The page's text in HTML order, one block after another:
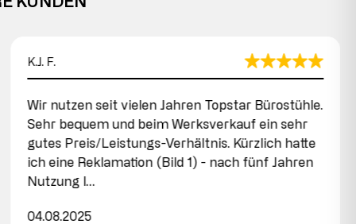
K.J. F.
Wir nutzen seit vielen Jahren Topstar Bürostühle.
Sehr bequem und beim Werksverkauf ein sehr
gutes Preis/Leistungs-Verhältnis. Kürzlich hatte
ich eine Reklamation (Bild 1) - nach fünf Jahren
Nutzung l…
04.08.2025